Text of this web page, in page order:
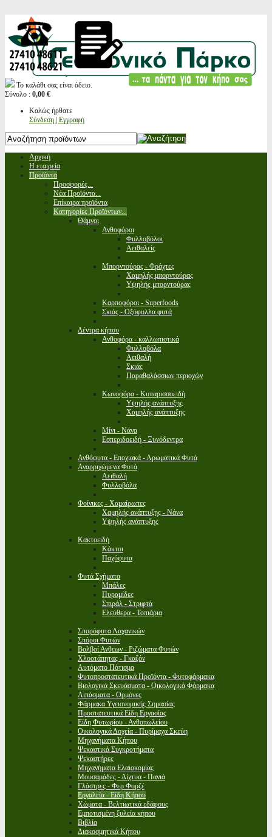
Το καλάθι σας είναι άδειο.
Σύνολο : 0,00 €
Καλώς ήρθατε
Σύνδεση | Εγγραφή
Αρχική
Η εταιρεία
Προϊόντα
Προσφορές...
Νέα Προϊόντα...
Επίκαιρα προϊόντα
Κατηγορίες Προϊόντων...
Θάμνοι
Ανθοφόροι
Φυλλοβόλοι
Αειθαλείς
Μπορντούρας - Φράχτες
Χαμηλής μπορντούρας
Υψηλής μπορντούρας
Καρποφόροι - Superfoods
Σκιάς - Οξύφυλλα φυτά
Δέντρα κήπου
Ανθοφόρα - καλλωπιστικά
Φυλλοβόλα
Αειθαλή
Σκιάς
Παραθαλάσσιων περιοχών
Κωνοφόρα - Κυπαρισσοειδή
Υψηλής ανάπτυξης
Χαμηλής ανάπτυξης
Μίνι - Νάνα
Εσπεριδοειδή - Ξυνόδεντρα
Ανθόφυτα - Εποχιακά - Αρωματικά Φυτά
Αναρριχώμενα Φυτά
Αειθαλή
Φυλλοβόλα
Φοίνικες - Χαμαίρωπες
Χαμηλής ανάπτυξης - Νάνα
Υψηλής ανάπτυξης
Κακτοειδή
Κάκτοι
Παχύφυτα
Φυτά Σχήματα
Μπάλες
Πυραμίδες
Σπιράλ - Στριφτά
Ελεύθερα - Τοπιάρια
Σπορόφυτα Λαχανικών
Σπόροι Φυτών
Βολβοί Ανθεων - Ριζώματα Φυτών
Χλοοτάπητας - Γκαζόν
Αυτόματο Πότισμα
Φυτοπροστατευτικά Προϊόντα - Φυτοφάρμακα
Βιολογικά Σκευάσματα - Οικολογικά Φάρμακα
Λιπάσματα - Ορμόνες
Φάρμακα Υγειονομικής Σημασίας
Προστατευτικά Είδη Εργασίας
Είδη Φυτωρίου - Ανθοπωλείου
Οικολογικά Δοχεία - Πυρίμαχα Σκεύη
Μηχανήματα Κήπου
Ψεκαστικά Συγκροτήματα
Ψεκαστήρες
Μηχανήματα Ελαιοκομίας
Μουσαμάδες - Δίχτυα - Πανιά
Γλάστρες - Φερ Φορζέ
Εργαλεία - Είδη Κήπου
Χώματα - Βελτιωτικά εδάφους
Εμποτισμένη ξυλεία κήπου
Βιβλία
Διακοσμητικά Κήπου